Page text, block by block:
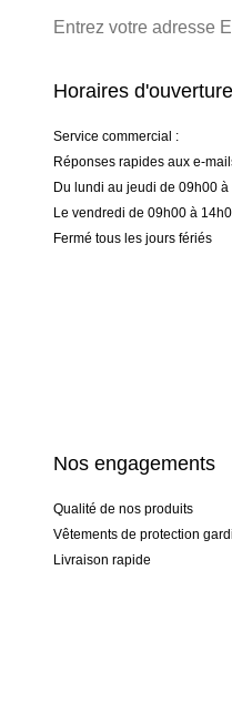
Horaires
Service commercial :
Réponses rapides aux e-
Du lundi au jeudi de 09h00 à
Le vendredi de 09h00 à
Fermé tous les jours fériés
Nos engagements
Qualité de nos produits
Vêtements de protection
Livraison rapide